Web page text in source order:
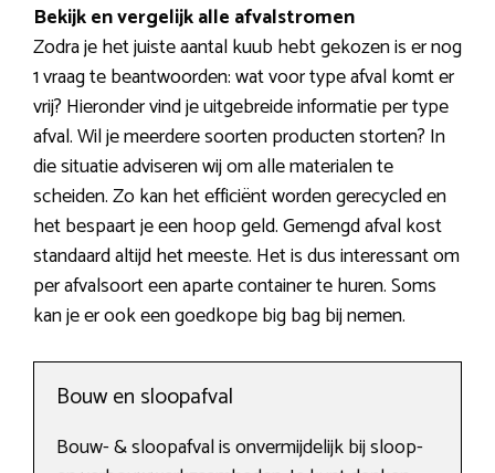
Bekijk en vergelijk alle afvalstromen
Zodra je het juiste aantal kuub hebt gekozen is er nog
1 vraag te beantwoorden: wat voor type afval komt er
vrij? Hieronder vind je uitgebreide informatie per type
afval. Wil je meerdere soorten producten storten? In
die situatie adviseren wij om alle materialen te
scheiden. Zo kan het efficiënt worden gerecycled en
het bespaart je een hoop geld. Gemengd afval kost
standaard altijd het meeste. Het is dus interessant om
per afvalsoort een aparte container te huren. Soms
kan je er ook een goedkope big bag bij nemen.
Bouw en sloopafval
Bouw- & sloopafval is onvermijdelijk bij sloop-